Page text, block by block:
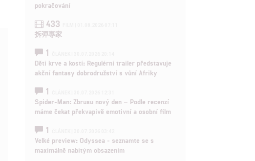
pokračování
433
拆彈專家
1
Děti krve a kostí: Regulérní trailer představuje
akční fantasy dobrodružství s vůní Afriky
1
Spider-Man: Zbrusu nový den – Podle recenzí
máme čekat překvapivě emotivní a osobní film
1
Velké preview: Odyssea - seznamte se s
maximálně nabitým obsazením